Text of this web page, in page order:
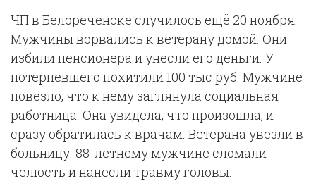
ЧП в Белореченске случилось ещё 20 ноября.
Мужчины ворвались к ветерану домой. Они
избили пенсионера и унесли его деньги. У
потерпевшего похитили 100 тыс руб. Мужчине
повезло, что к нему заглянула социальная
работница. Она увидела, что произошла, и
сразу обратилась к врачам. Ветерана увезли в
больницу. 88-летнему мужчине сломали
челюсть и нанесли травму головы.